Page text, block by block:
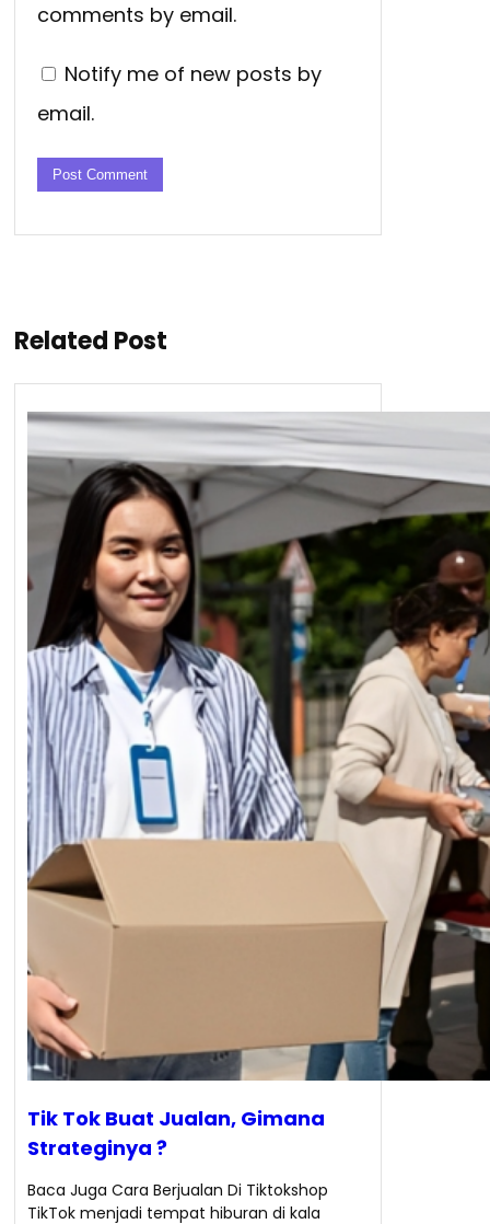
comments by email.
Notify me of new posts by
email.
Related Post
Tik Tok Buat Jualan, Gimana
Strateginya ?
Baca Juga Cara Berjualan Di Tiktokshop
TikTok menjadi tempat hiburan di kala